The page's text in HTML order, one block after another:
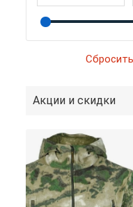
Акции и скидки